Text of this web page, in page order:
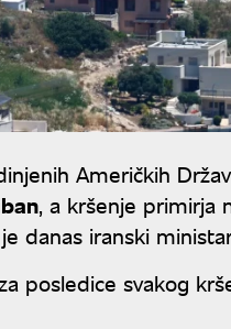
Američkih
, a kršenje primirja
danas iranski
posledice svakog